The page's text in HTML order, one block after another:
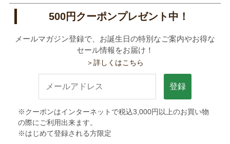
500円クーポンプレゼント中！
メールマガジン登録で、お誕生日の特別なご案内やお得な
セール情報をお届け！
＞詳しくはこちら
登録
※クーポンはインターネットで税込3,000円以上のお買い物
の際にご利用出来ます。
※はじめて登録される方限定